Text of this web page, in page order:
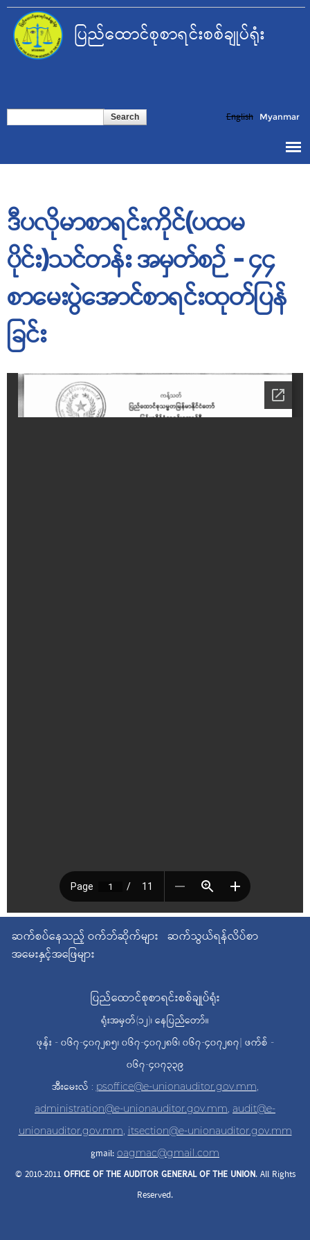
Skip to
content
ပြည်ထောင်စုစာရင်းစစ်ချုပ်ရုံး
Search form English Myanmar
ဒီပလိုမာစာရင်းကိုင်(ပထမ
ပိုင်း)သင်တန်း အမှတ်စဉ် - ၄၄
စာမေးပွဲအောင်စာရင်းထုတ်ပြန်
ခြင်း
ဆက်စပ်နေသည့် ဝက်ဘ်ဆိုက်များ ဆက်သွယ်ရန်လိပ်စာ
အမေးနှင့်အဖြေများ
ပြည်ထောင်စုစာရင်းစစ်ချုပ်ရုံး
ရုံးအမှတ်(၁၂)၊ နေပြည်တော်။
ဖုန်း - ၀၆၇-၄၀၇၂၈၅၊ ၀၆၇-၄၀၇၂၈၆၊ ၀၆၇-၄၀၇၂၈၇| ဖက်စ် -
၀၆၇-၄၀၇၃၃၉
အီးမေးလ် : psoffice@e-unionauditor.gov.mm,
administration@e-unionauditor.gov.mm, audit@e-
unionauditor.gov.mm, itsection@e-unionauditor.gov.mm
gmail: oagmac@gmail.com
© 2010-2011OFFICE OF THE AUDITOR GENERAL OF THE UNION. All Rights
Reserved.